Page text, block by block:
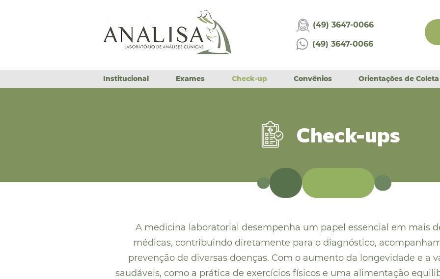
(49) 3647-0066
(49) 3647-0066
Institucional Exames Check-up Convênios Orientações de Coleta
Check-ups
A medicina laboratorial desempenha um papel essencial em mais
médicas, contribuindo diretamente para o diagnóstico,
prevenção de diversas doenças. Com o aumento da longevidade e a
saudáveis, como a prática de exercícios físicos e uma alimentação